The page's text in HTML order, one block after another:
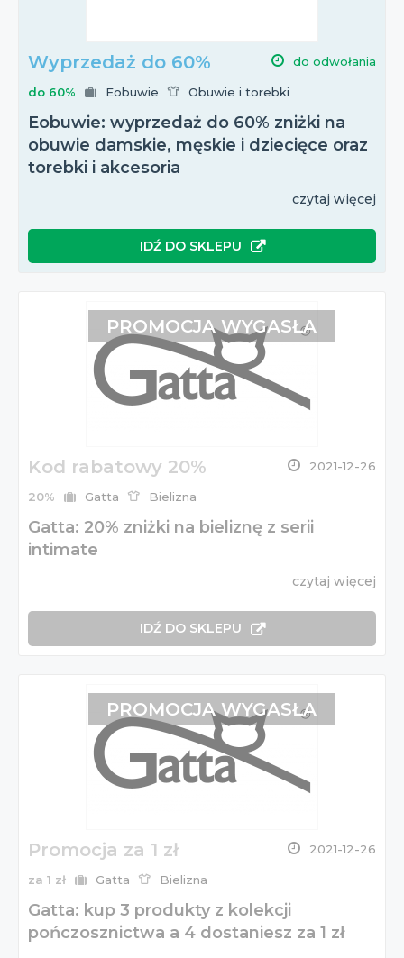
Wyprzedaż do 60% do odwołania
do 60% Eobuwie Obuwie i torebki
Eobuwie: wyprzedaż do 60% zniżki na
obuwie damskie, męskie i dziecięce oraz
torebki i akcesoria
czytaj więcej
IDŹ DO SKLEPU
Kod rabatowy 20% 2021-12-26
20% Gatta Bielizna
Gatta: 20% zniżki na bieliznę z serii
intimate
czytaj więcej
IDŹ DO SKLEPU
PROMOCJA WYGASŁA
Promocja za 1 zł 2021-12-26
za 1 zł Gatta Bielizna
Gatta: kup 3 produkty z kolekcji
pończosznictwa a 4 dostaniesz za 1 zł
PROMOCJA WYGASŁA